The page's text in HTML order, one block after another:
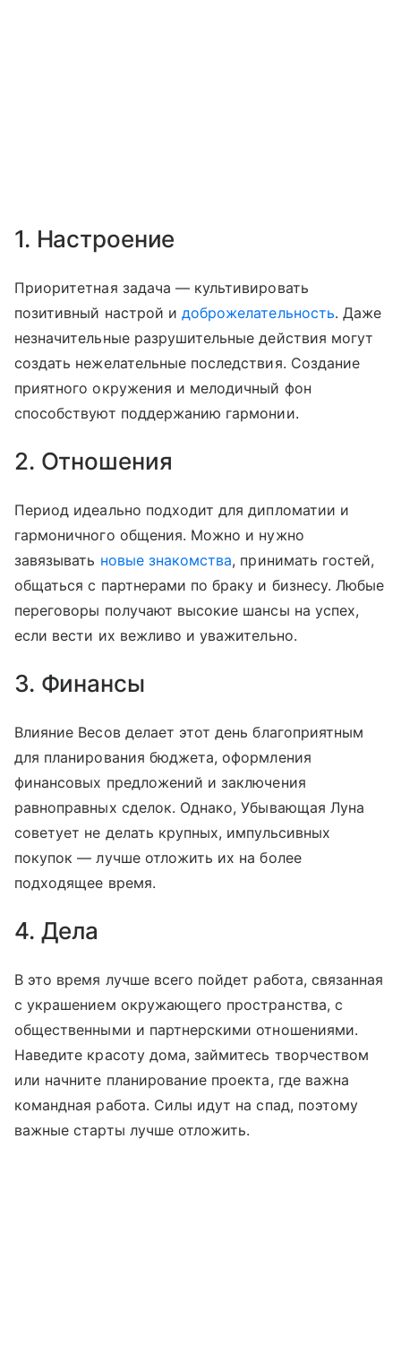
1. Настроение
Приоритетная задача — культивировать
позитивный настрой идоброжелательность. Даже
незначительные разрушительные действия могут
создать нежелательные последствия. Создание
приятного окружения и мелодичный фон
способствуют поддержанию гармонии.
2. Отношения
Период идеально подходит для дипломатии и
гармоничного общения. Можно и нужно
завязывать новые знакомства, принимать гостей,
общаться с партнерами по браку и бизнесу. Любые
переговоры получают высокие шансы на успех,
если вести их вежливо и уважительно.
3. Финансы
Влияние Весов делает этот день благоприятным
для планирования бюджета, оформления
финансовых предложений и заключения
равноправных сделок. Однако, Убывающая Луна
советует не делать крупных, импульсивных
покупок — лучше отложить их на более
подходящее время.
4. Дела
В это время лучше всего пойдет работа, связанная
с украшением окружающего пространства, с
общественными и партнерскими отношениями.
Наведите красоту дома, займитесь творчеством
или начните планирование проекта, где важна
командная работа. Силы идут на спад, поэтому
важные старты лучше отложить.